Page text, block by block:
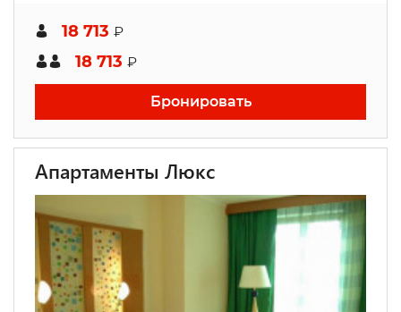
18 713 ₽
18 713 ₽
Бронировать
Апартаменты Люкс